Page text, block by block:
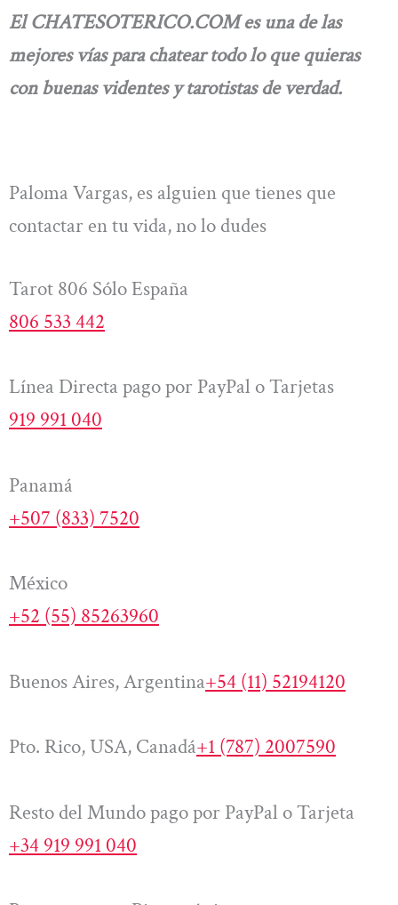
El CHATESOTERICO.COM es una de las
mejores vías para chatear todo lo que quieras
con buenas videntes y tarotistas de verdad.
Paloma Vargas, es alguien que tienes que
contactar en tu vida, no lo dudes
Tarot 806 Sólo España
806 533 442
Línea Directa pago por PayPal o Tarjetas
919 991 040
Panamá
+507 (833) 7520
México
+52 (55) 85263960
Buenos Aires, Argentina+54 (11) 52194120
Pto. Rico, USA, Canadá+1 (787) 2007590
Resto del Mundo pago por PayPal o Tarjeta
+34 919 991 040